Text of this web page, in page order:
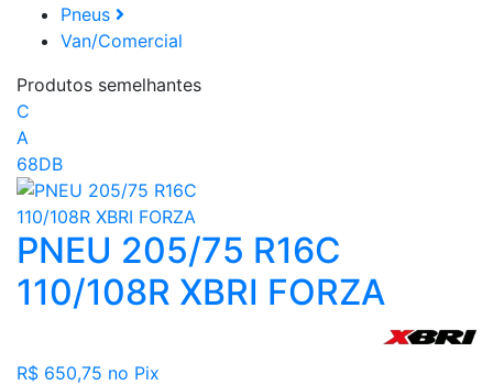
Pneus
Van/Comercial
Produtos semelhantes
C
A
68DB
PNEU 205/75 R16C
110/108R XBRI FORZA
R$ 650,75 no Pix